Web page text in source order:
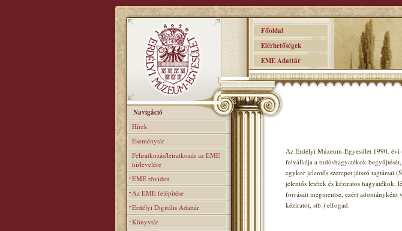
Főoldal
Elérhetőségek
EME Adattár
Navigáció
Hírek
Eseménytár
Feliratkozás/leiratkozás az EME
hírlevelére
EME röviden
Az EME felépitése
Erdélyi Digitális Adattár
Könyvtár
Az Erdélyi Múzeum-Egyesület 1990. évi
felvállalja a tudóshagyatékok
egykor jelentős szerepet játszó tagtársai
jelentős letétek és kéziratos
forrásait megmentse, ezért
kéziratot, stb.) elfogad.